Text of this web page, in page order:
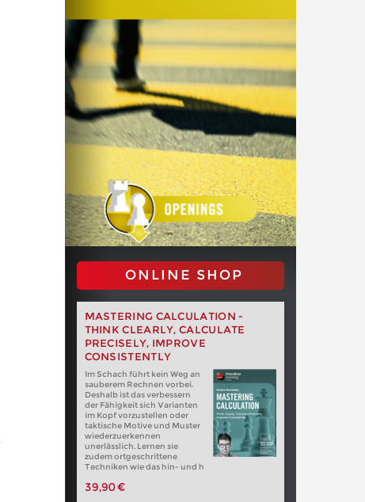
ONLINE SHOP
MASTERING CALCULATION -
THINK CLEARLY, CALCULATE
PRECISELY, IMPROVE
CONSISTENTLY
Im Schach führt kein Weg an
sauberem Rechnen vorbei.
Deshalb ist das verbessern
der Fähigkeit sich Varianten
im Kopf vorzustellen oder
taktische Motive und Muster
wiederzuerkennen
unerlässlich. Lernen sie
zudem ortgeschrittene
Techniken wie das hin- und h
39,90 €